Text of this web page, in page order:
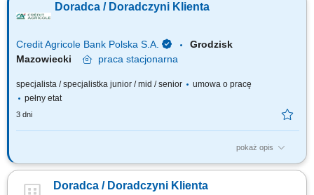
Doradca / Doradczyni Klienta
Credit Agricole Bank Polska S.A.
Grodzisk
Mazowiecki
praca stacjonarna
specjalista / specjalistka junior / mid / senior
umowa o pracę
pełny etat
3 dni
pokaż opis
Jakie będą Twoje zadania: Pozyskiwanie nowych klientów oraz
finansowych do potrzeb klientów. Wsparcie klientów w bankowości
Doradca / Doradczyni Klienta